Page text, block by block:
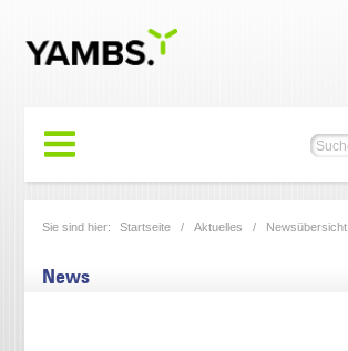
Sie sind hier: Startseite /Aktuelles / Newsübersicht
News